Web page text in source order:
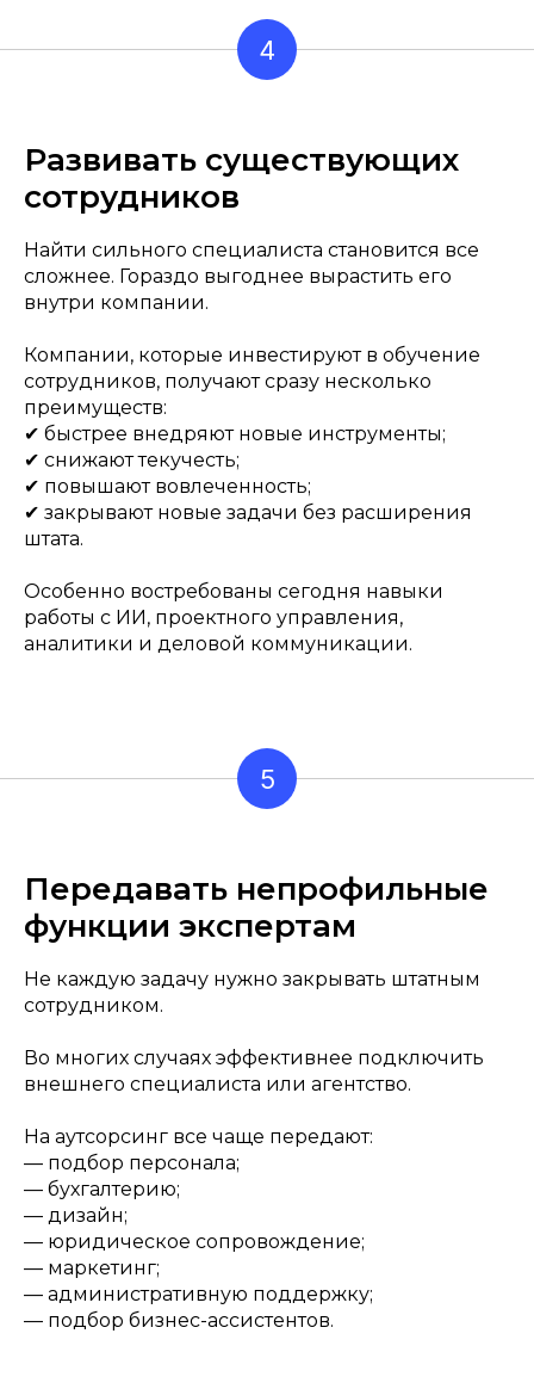
4
Развивать существующих
сотрудников
Найти сильного специалиста становится все
сложнее. Гораздо выгоднее вырастить его
внутри компании.
Компании, которые инвестируют в обучение
сотрудников, получают сразу несколько
преимуществ:
✔ быстрее внедряют новые инструменты;
✔ снижают текучесть;
✔ повышают вовлеченность;
✔ закрывают новые задачи без расширения
штата.
Особенно востребованы сегодня навыки
работы с ИИ, проектного управления,
аналитики и деловой коммуникации.
5
Передавать непрофильные
функции экспертам
Не каждую задачу нужно закрывать штатным
сотрудником.
Во многих случаях эффективнее подключить
внешнего специалиста или агентство.
На аутсорсинг все чаще передают:
— подбор персонала;
— бухгалтерию;
— дизайн;
— юридическое сопровождение;
— маркетинг;
— административную поддержку;
— подбор бизнес-ассистентов.